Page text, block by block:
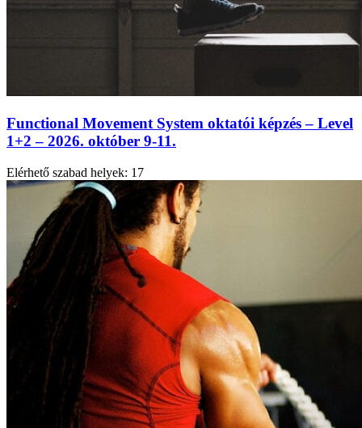
Functional Movement System oktatói képzés – Level
1+2 – 2026. október 9-11.
Elérhető szabad helyek: 17